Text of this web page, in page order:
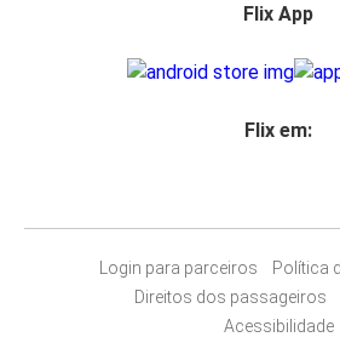
Flix App
Flix em:
Login para parceiros
Política
Direitos dos passageiros
Acessibilidade